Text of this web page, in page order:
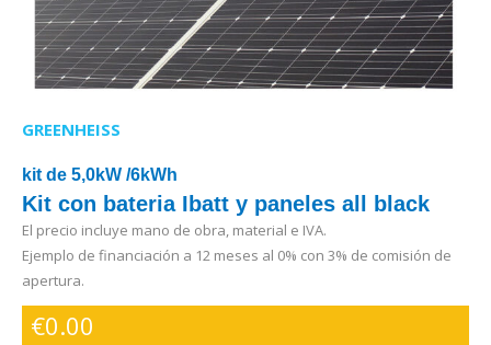
GREENHEISS
kit de 5,0kW /6kWh
Kit con bateria Ibatt y paneles all black
El precio incluye mano de obra, material e IVA.
Ejemplo de financiación a 12 meses al 0% con 3% de comisión de
apertura.
€0.00